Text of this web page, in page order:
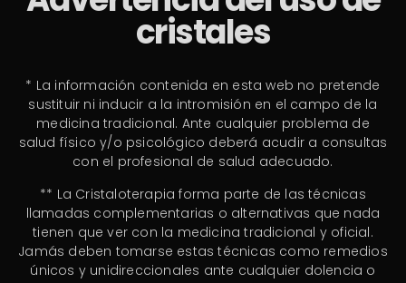
cristales
* La información contenida en esta web no pretende
sustituir ni inducir a la intromisión en el campo de la
medicina tradicional. Ante cualquier problema de
salud físico y/o psicológico deberá acudir a consultas
con el profesional de salud adecuado.
** La Cristaloterapia forma parte de las técnicas
llamadas complementarias o alternativas que nada
tienen que ver con la medicina tradicional y oficial.
Jamás deben tomarse estas técnicas como remedios
únicos y unidireccionales ante cualquier dolencia o